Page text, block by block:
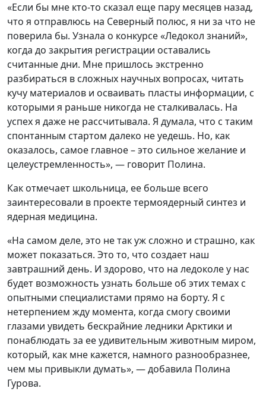
«Если бы мне кто-то сказал еще пару месяцев назад,
что я отправлюсь на Северный полюс, я ни за что не
поверила бы. Узнала о конкурсе «Ледокол знаний»,
когда до закрытия регистрации оставались
считанные дни. Мне пришлось экстренно
разбираться в сложных научных вопросах, читать
кучу материалов и осваивать пласты информации, с
которыми я раньше никогда не сталкивалась. На
успех я даже не рассчитывала. Я думала, что с таким
спонтанным стартом далеко не уедешь. Но, как
оказалось, самое главное – это сильное желание и
целеустремленность», — говорит Полина.
Как отмечает школьница, ее больше всего
заинтересовали в проекте термоядерный синтез и
ядерная медицина.
«На самом деле, это не так уж сложно и страшно, как
может показаться. Это то, что создает наш
завтрашний день. И здорово, что на ледоколе у нас
будет возможность узнать больше об этих темах с
опытными специалистами прямо на борту. Я с
нетерпением жду момента, когда смогу своими
глазами увидеть бескрайние ледники Арктики и
понаблюдать за ее удивительным животным миром,
который, как мне кажется, намного разнообразнее,
чем мы привыкли думать», — добавила Полина
Гурова.